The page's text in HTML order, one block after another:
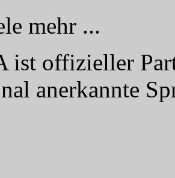
mehr ...
ist offizieller
anerkannte